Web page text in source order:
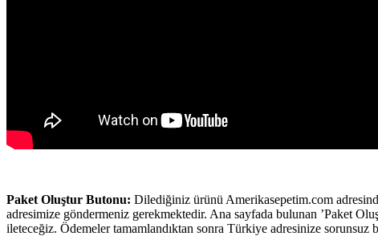
Paket Oluştur Butonu: Dilediğiniz ürünü Amerikasepetim.com
adresimize göndermeniz gerekmektedir. Ana sayfada bulunan ’Paket
ileteceğiz. Ödemeler tamamlandıktan sonra Türkiye adresinize sorunsuz